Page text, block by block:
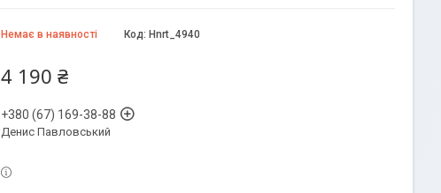
Немає в наявності Код: Hnrt_4940
4 190 ₴
+380 (67) 169-38-88
Денис Павловський